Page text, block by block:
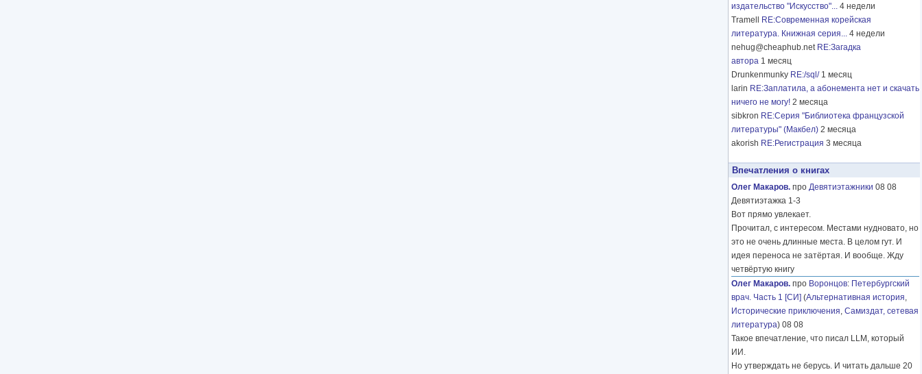
издательство "Искусство"... 4 недели
Tramell
RE:Современная корейская
литература. Книжная серия... 4 недели
nehug@cheaphub.net RE:Загадка
автора 1 месяц
Drunkenmunky RE:/sql/ 1 месяц
larin RE:Заплатила, а абонемента нет и скачать
ничего не могу! 2 месяца
sibkron RE:Серия "Библиотека французской
литературы" (Макбел) 2 месяца
akorish RE:Регистрация 3 месяца
Впечатления о книгах
Олег Макаров. про Девятиэтажники 08 08
Девятиэтажка 1-3
Вот прямо увлекает.
Прочитал, с интересом. Местами нудновато, но
это не очень длинные места. В целом гут. И
идея переноса не затёртая. И вообще. Жду
четвёртую книгу
Олег Макаров. про Воронцов: Петербургский
врач. Часть 1 [СИ] (Альтернативная история,
Исторические приключения, Самиздат, сетевая
литература) 08 08
Такое впечатление, что писал LLM, который
ИИ.
Но утверждать не берусь. И читать дальше 20